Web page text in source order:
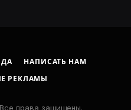
НАПИСАТЬ НАМ
РЕКЛАМЫ
права защищены.